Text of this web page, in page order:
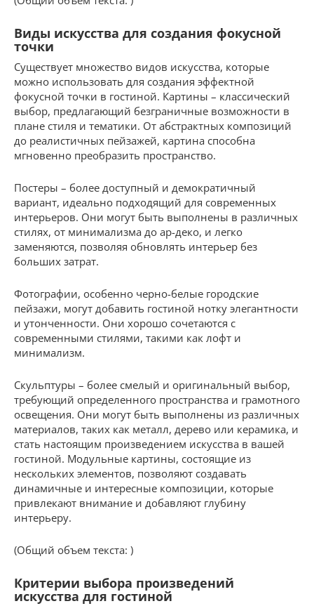
Виды искусства для создания фокусной
точки
Существует множество видов искусства, которые
можно использовать для создания эффектной
фокусной точки в гостиной. Картины – классический
выбор, предлагающий безграничные возможности в
плане стиля и тематики. От абстрактных композиций
до реалистичных пейзажей, картина способна
мгновенно преобразить пространство.
Постеры – более доступный и демократичный
вариант, идеально подходящий для современных
интерьеров. Они могут быть выполнены в различных
стилях, от минимализма до ар-деко, и легко
заменяются, позволяя обновлять интерьер без
больших затрат.
Фотографии, особенно черно-белые городские
пейзажи, могут добавить гостиной нотку элегантности
и утонченности. Они хорошо сочетаются с
современными стилями, такими как лофт и
минимализм.
Скульптуры – более смелый и оригинальный выбор,
требующий определенного пространства и грамотного
освещения. Они могут быть выполнены из различных
материалов, таких как металл, дерево или керамика, и
стать настоящим произведением искусства в вашей
гостиной. Модульные картины, состоящие из
нескольких элементов, позволяют создавать
динамичные и интересные композиции, которые
привлекают внимание и добавляют глубину
интерьеру.
(Общий объем текста: )
Критерии выбора произведений
искусства для гостиной